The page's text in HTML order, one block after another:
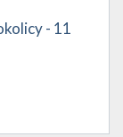
- 11